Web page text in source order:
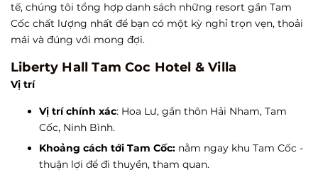
tế, chúng tôi tổng hợp danh sách những resort gần Tam
Cốc chất lượng nhất để bạn có một kỳ nghỉ trọn vẹn, thoải
mái và đúng với mong đợi.
Liberty Hall Tam Coc Hotel & Villa
Vị trí
Vị trí chính xác: Hoa Lư, gần thôn Hải Nham, Tam
Cốc, Ninh Bình.
Khoảng cách tới Tam Cốc: nằm ngay khu Tam Cốc -
thuận lợi để đi thuyền, tham quan.